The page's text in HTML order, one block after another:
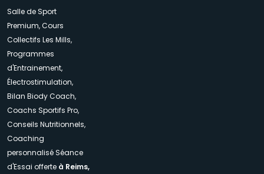
Salle de Sport
Premium, Cours
Collectifs Les Mills,
Programmes
d'Entrainement,
Électrostimulation,
Bilan Biody Coach,
Coachs Sportifs Pro,
Conseils Nutritionnels,
Coaching
personnalisé Séance
d'Essai offerte à Reims,